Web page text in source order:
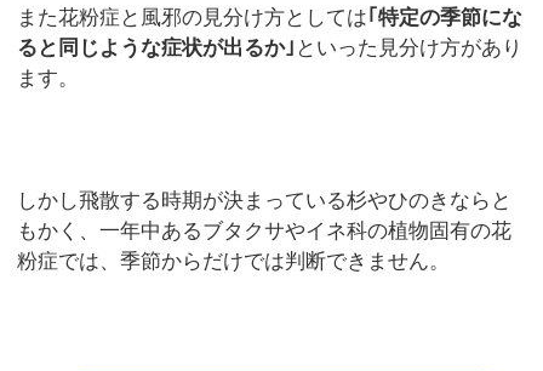
また花粉症と風邪の見分け方としては｢特定の季節にな
ると同じような症状が出るか｣ といった見分け方があり
ます。
しかし飛散する時期が決まっている杉やひのきならと
もかく、一年中あるブタクサやイネ科の植物固有の花
粉症では、季節からだけでは判断できません。